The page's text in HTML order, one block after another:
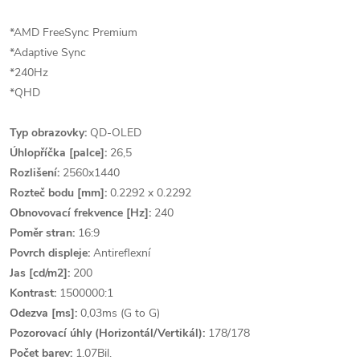
*AMD FreeSync Premium
*Adaptive Sync
*240Hz
*QHD
Typ obrazovky: QD-OLED
Úhlopříčka [palce]: 26,5
Rozlišení: 2560x1440
Rozteč bodu [mm]: 0.2292 x 0.2292
Obnovovací frekvence [Hz]: 240
Poměr stran: 16:9
Povrch displeje: Antireflexní
Jas [cd/m2]: 200
Kontrast: 1500000:1
Odezva [ms]: 0,03ms (G to G)
Pozorovací úhly (Horizontál/Vertikál): 178/178
Počet barev: 1.07Bil.